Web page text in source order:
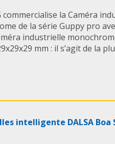
commercialise la Caméra
de la série Guppy pro
industrielle
mm : il s’agit de la
intelligente DALSA Boa